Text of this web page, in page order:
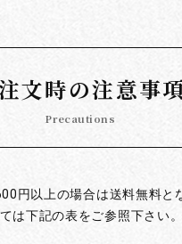
文時の注意事
Precautions
円以上の場合は送料無料と
は下記の表をご参照下さい。